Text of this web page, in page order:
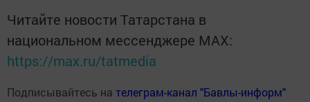
Читайте новости Татарстана в
национальном мессенджере MАХ:
https://max.ru/tatmedia
Подписывайтесь на телеграм-канал "Бавлы-информ"